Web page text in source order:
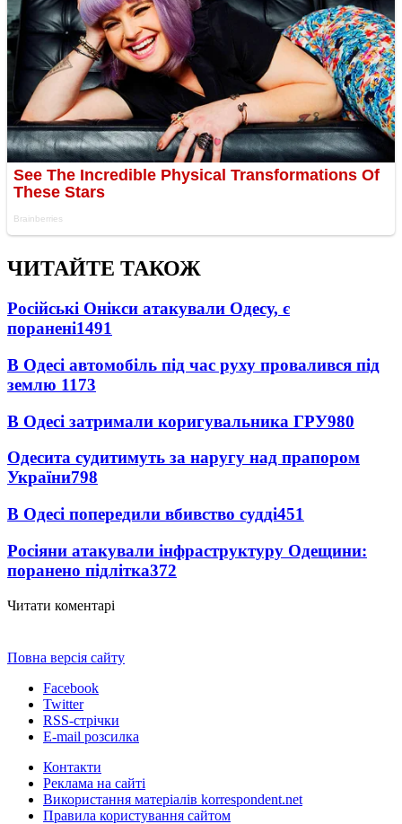
ЧИТАЙТЕ ТАКОЖ
Російські Онікси атакували Одесу, є
поранені1491
В Одесі автомобіль під час руху провалився під
землю 1173
В Одесі затримали коригувальника ГРУ980
Одесита судитимуть за наругу над прапором
України798
В Одесі попередили вбивство судді451
Росіяни атакували інфраструктуру Одещини:
поранено підлітка372
Читати коментарі
Повна версія сайту
Facebook
Twitter
RSS-стрічки
E-mail розсилка
Контакти
Реклама на сайті
Використання матеріалів korrespondent.net
Правила користування сайтом